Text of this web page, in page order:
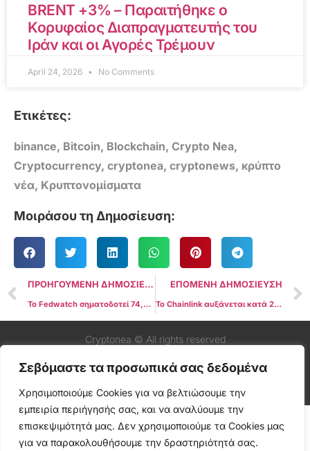
Σεβόμαστε τα προσωπικά σας δεδομένα
Χρησιμοποιούμε Cookies για να βελτιώσουμε την
εμπειρία περιήγησής σας, και να αναλύουμε την
επισκεψιμότητά μας. Δεν χρησιμοποιούμε τα Cookies μας
για να παρακολουθήσουμε την δραστηριότητά σας.
BRENT +3% – Παραιτήθηκε ο
Κορυφαίος Διαπραγματευτής του
Ιράν και οι Αγορές Τρέμουν
April 24, 2026 No Comments
Ετικέτες:
binance, Bitcoin, Blockchain, Crypto Nea,
Cryptocurrency, cryptonea, cryptonews, κρύπτο
νέα, Κρυπτονομίσματα
Μοιράσου τη Δημοσίευση:
ΠΡΟΗΓΟΥΜΕΝΗ ΔΗΜΟΣΙΕΥΣΗ
Το Fedwatch σηματοδοτεί 74,5% πιθανότητα μείωσης των επιτοκίων των ΗΠΑ τον Δεκέμβριο
ΕΠΟΜΕΝΗ ΔΗΜΟΣΙΕΥΣΗ
Το Chainlink αυξάνεται κατά 27% εν μέσω της στρατηγικής εταιρικής σχέσης της ΕΕ
Cryptonea © All rights reserved